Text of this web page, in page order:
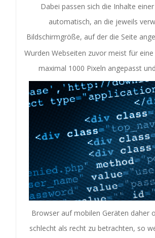
Dabei passen sich die Inhalte
automatisch, an die jeweils
Bildschirmgröße, auf der die Seite
Wurden Webseiten zuvor meist für
maximal 1000 Pixeln angepasst
Browser auf mobilen Geräten daher
schlecht als recht zu betrachten, so